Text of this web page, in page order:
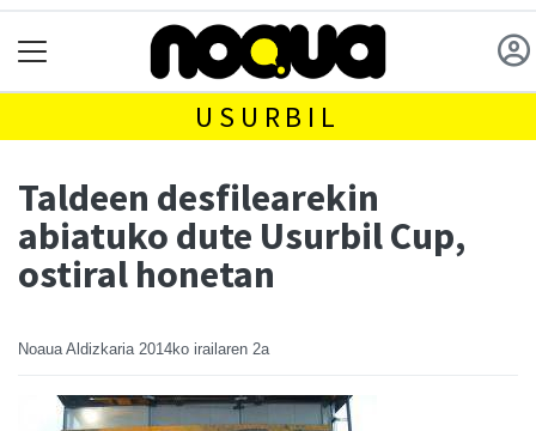
USURBIL
Taldeen desfilearekin
abiatuko dute Usurbil Cup,
ostiral honetan
Noaua Aldizkaria 2014ko irailaren 2a